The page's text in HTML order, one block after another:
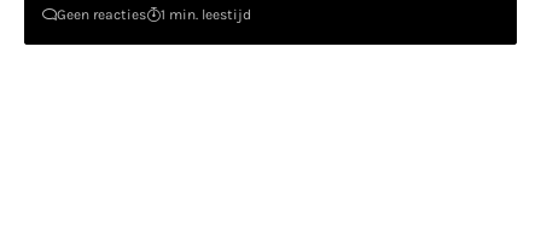
Geen reacties
1 min. leestijd